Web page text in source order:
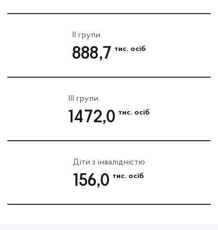
II групи
888,7 тис. осіб
III групи
1472,0 тис. осіб
Діти з інвалідністю
156,0 тис. осіб